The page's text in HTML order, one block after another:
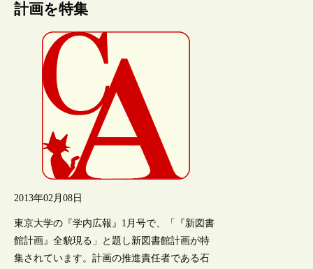
計画を特集
2013年02月08日
東京大学の『学内広報』1月号で、「『新図書
館計画』全貌現る」と題し新図書館計画が特
集されています。計画の推進責任者である石